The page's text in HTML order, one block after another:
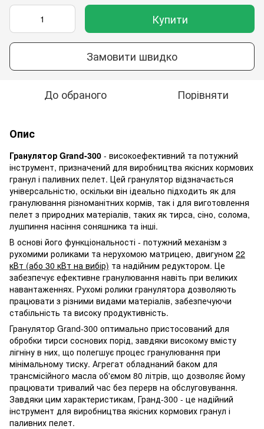
Купити
Замовити швидко
До обраного Порівняти
Опис
Гранулятор Grand-300 - високоефективний та потужний
інструмент, призначений для виробництва якісних кормових
гранул і паливних пелет. Цей гранулятор відзначається
універсальністю, оскільки він ідеально підходить як для
гранулювання різноманітних кормів, так і для виготовлення
пелет з природних матеріалів, таких як тирса, сіно, солома,
лушпиння насіння соняшника та інші.
В основі його функціональності - потужний механізм з
рухомими роликами та нерухомою матрицею, двигуном 22
кВт (або 30 кВт на вибір) та надійним редуктором. Це
забезпечує ефективне гранулювання навіть при великих
навантаженнях. Рухомі ролики гранулятора дозволяють
працювати з різними видами матеріалів, забезпечуючи
стабільність та високу продуктивність.
Гранулятор Grand-300 оптимально пристосований для
обробки тирси соснових порід, завдяки високому вмісту
лігніну в них, що полегшує процес гранулювання при
мінімальному тиску. Агрегат обладнаний баком для
трансмісійного масла об'ємом 80 літрів, що дозволяє йому
працювати тривалий час без перерв на обслуговування.
Завдяки цим характеристикам, Гранд-300 - це надійний
інструмент для виробництва якісних кормових гранул і
паливних пелет.